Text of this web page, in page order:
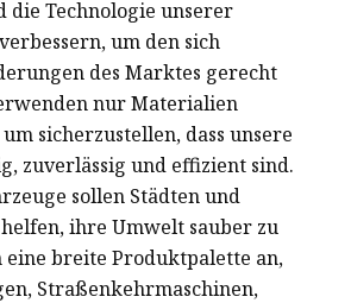
die Technologie unserer
um den sich
des Marktes gerecht
nur Materialien
sicherzustellen, dass unsere
zuverlässig und effizient sind.
sollen Städten und
ihre Umwelt sauber zu
breite Produktpalette an,
Straßenkehrmaschinen,